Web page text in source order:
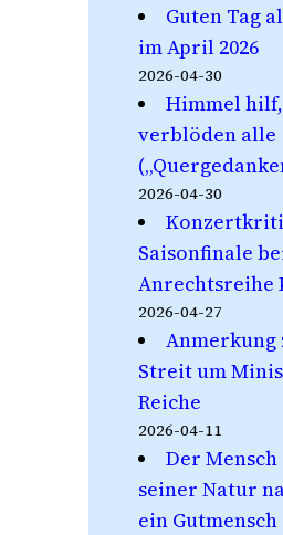
Guten Tag
im April 2026
2026-04-30
Himmel
verblöden alle
2026-04-30
Saisonfinale
Anrechtsreihe
2026-04-27
Anmerkung
Streit um
Reiche
2026-04-11
Der
seiner Natur
ein Gutmensch